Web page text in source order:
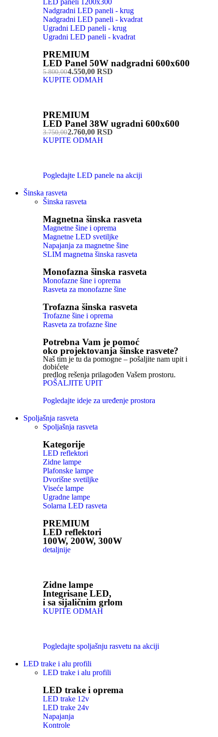
LED paneli 1200x300
Nadgradni LED paneli - krug
Nadgradni LED paneli - kvadrat
Ugradni LED paneli - krug
Ugradni LED paneli - kvadrat
PREMIUM
LED Panel 50W nadgradni 600x600
5.800,004.550,00 RSD
KUPITE ODMAH
PREMIUM
LED Panel 38W ugradni 600x600
3.750,002.760,00 RSD
KUPITE ODMAH
Pogledajte LED panele na akciji
Šinska rasveta
Šinska rasveta
Magnetna šinska rasveta
Magnetne šine i oprema
Magnetne LED svetiljke
Napajanja za magnetne šine
SLIM magnetna šinska rasveta
Monofazna šinska rasveta
Monofazne šine i oprema
Rasveta za monofazne šine
Trofazna šinska rasveta
Trofazne šine i oprema
Rasveta za trofazne šine
Potrebna Vam je pomoć
oko projektovanja šinske rasvete?
Naš tim je tu da pomogne – pošaljite nam upit i
dobićete
predlog rešenja prilagođen Vašem prostoru.
POŠALJITE UPIT
Pogledajte ideje za uređenje prostora
Spoljašnja rasveta
Spoljašnja rasveta
Kategorije
LED reflektori
Zidne lampe
Plafonske lampe
Dvorišne svetiljke
Viseće lampe
Ugradne lampe
Solarna LED rasveta
PREMIUM
LED reflektori
100W, 200W, 300W
detaljnije
Zidne lampe
Integrisane LED,
i sa sijaličnim grlom
KUPITE ODMAH
Pogledajte spoljašnju rasvetu na akciji
LED trake i alu profili
LED trake i alu profili
LED trake i oprema
LED trake 12v
LED trake 24v
Napajanja
Kontrole